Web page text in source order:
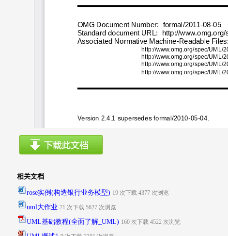
相关文档
rose实例(构造银行业务模型) 19 次下载 4377 次浏览
uml大作业 71 次下载 5627 次浏览
UML基础教程(全面了解_UML) 160 次下载 4522 次浏览